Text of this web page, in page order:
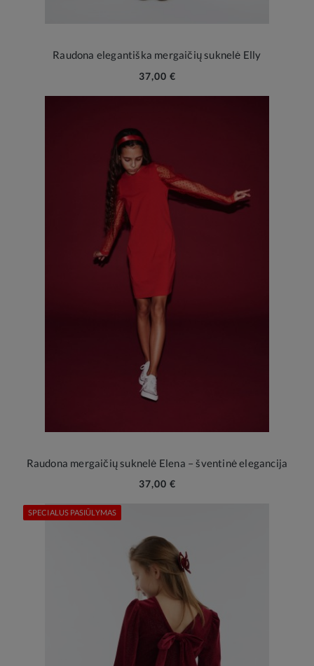
Raudona elegantiška mergaičių suknelė Elly
37,00 €
Raudona mergaičių suknelė Elena – šventinė elegancija
37,00 €
SPECIALUS PASIŪLYMAS